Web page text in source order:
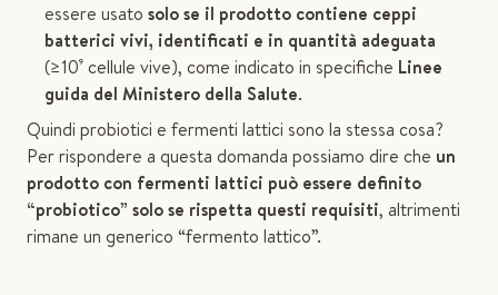
essere usato solo se il prodotto contiene ceppi
batterici vivi, identificati e in quantità adeguata
(≥10⁹ cellule vive), come indicato in specifiche Linee
guida del Ministero della Salute.
Quindi probiotici e fermenti lattici sono la stessa cosa?
Per rispondere a questa domanda possiamo dire che un
prodotto con fermenti lattici può essere definito
“probiotico” solo se rispetta questi requisiti, altrimenti
rimane un generico “fermento lattico”.